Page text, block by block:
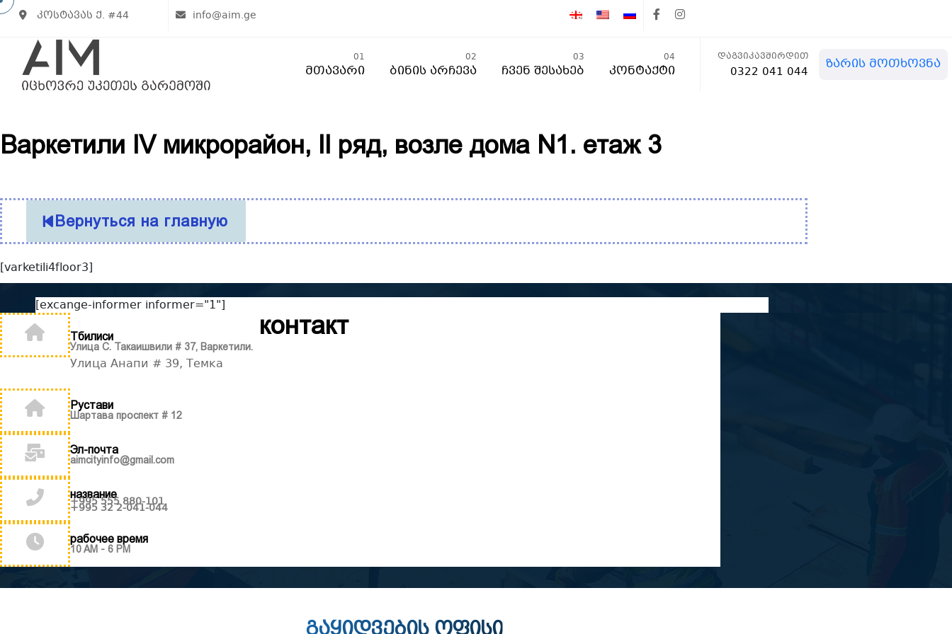
კოსტავას ქ. #44 info@aim.ge
01
Მთავარი
02
Ბინის Არჩევა
03
Ჩვენ Შესახებ
04
Კონტაქტი
დაგვიკავშირდით
0322 041 044 ზარის მოთხოვნა
Варкетили IV микрорайон, II ряд, возле дома N1. етаж 3
Вернуться на главную
[varketili4floor3]
[excange-informer informer="1"]
Тбилиси
Улица С. Такаишвили # 37, Варкетили.
Улица Анапи # 39, Темка
Рустави
Шартава проспект # 12
Эл-почта
aimcityinfo@gmail.com
название
+995 555 880-101
+995 32 2-041-044
рабочее время
10 AM - 6 PM
контакт